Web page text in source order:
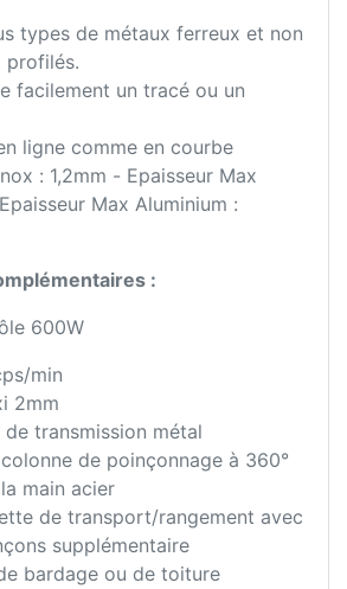
types de métaux ferreux et non
profilés.
facilement un tracé ou un
ligne comme en courbe
: 1,2mm - Epaisseur Max
Max Aluminium :
:
600W
min
2mm
transmission métal
de poinçonnage à 360°
main acier
de transport/rangement avec
supplémentaire
bardage ou de toiture